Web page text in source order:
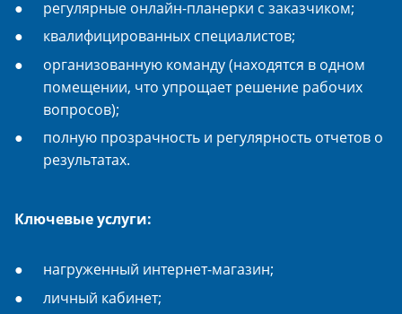
регулярные онлайн-планерки с заказчиком;
квалифицированных специалистов;
организованную команду (находятся в одном
помещении, что упрощает решение рабочих
вопросов);
полную прозрачность и регулярность отчетов о
результатах.
Ключевые услуги:
нагруженный интернет-магазин;
личный кабинет;